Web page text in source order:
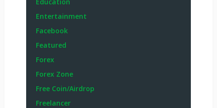
Entertainment
Facebook
Featured
Forex
Forex Zone
Free Coin/Airdrop
Freelancer